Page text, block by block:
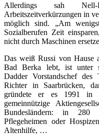
Allerdings sah
Arbeitszeitverkürzungen in
möglich sind. „Am
Sozialberufen Zeit
nicht durch Maschinen
Das weiß Russi von Hause
Bad Berka lebt, ist unter
Dadder Vorstandschef des
Richter in Saarbrücken,
gründete er es 1991 in
gemeinnützige
Bundesländern: in 280
Pflegeheimen oder
Altenhilfe, …